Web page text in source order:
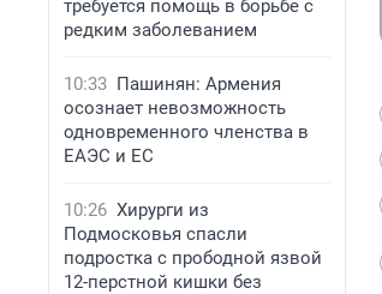
требуется помощь в борьбе с
редким заболеванием
10:33 Пашинян: Армения
осознает невозможность
одновременного членства в
ЕАЭС и ЕС
10:26 Хирурги из
Подмосковья спасли
подростка с прободной язвой
12-перстной кишки без